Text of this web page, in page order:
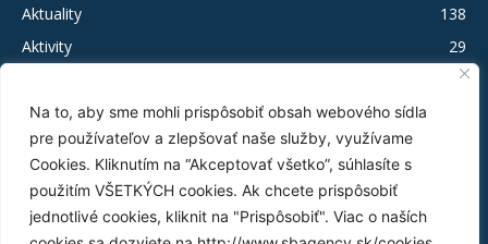
Na to, aby sme mohli prispôsobiť obsah webového sídla
pre používateľov a zlepšovať naše služby, využívame
Cookies. Kliknutím na “Akceptovať všetko”, súhlasíte s
použitím VŠETKÝCH cookies. Ak chcete prispôsobiť
jednotlivé cookies, kliknit na "Prispôsobiť". Viac o naších
Aktuality
138
Aktivity
29
19
Publikácie
Test MSP
Tlačové správy
Byrokratický nezmysel